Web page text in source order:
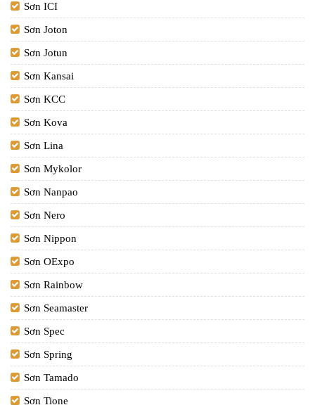
Sơn ICI
Sơn Joton
Sơn Jotun
Sơn Kansai
Sơn KCC
Sơn Kova
Sơn Lina
Sơn Mykolor
Sơn Nanpao
Sơn Nero
Sơn Nippon
Sơn OExpo
Sơn Rainbow
Sơn Seamaster
Sơn Spec
Sơn Spring
Sơn Tamado
Sơn Tione